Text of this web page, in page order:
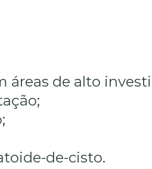
áreas de alto
de-cisto.